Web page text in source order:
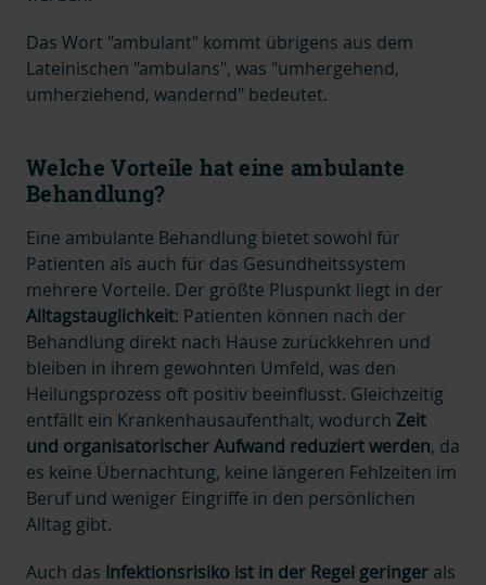
Das Wort "ambulant" kommt übrigens aus dem
Lateinischen "ambulans", was "umhergehend,
umherziehend, wandernd" bedeutet.
Welche Vorteile hat eine ambulante
Behandlung?
Eine ambulante Behandlung bietet sowohl für
Patienten als auch für das Gesundheitssystem
mehrere Vorteile. Der größte Pluspunkt liegt in der
Alltagstauglichkeit: Patienten können nach der
Behandlung direkt nach Hause zurückkehren und
bleiben in ihrem gewohnten Umfeld, was den
Heilungsprozess oft positiv beeinflusst. Gleichzeitig
entfällt ein Krankenhausaufenthalt, wodurch Zeit
und organisatorischer Aufwand reduziert werden, da
es keine Übernachtung, keine längeren Fehlzeiten im
Beruf und weniger Eingriffe in den persönlichen
Alltag gibt.
Auch das Infektionsrisiko ist in der Regel geringer als